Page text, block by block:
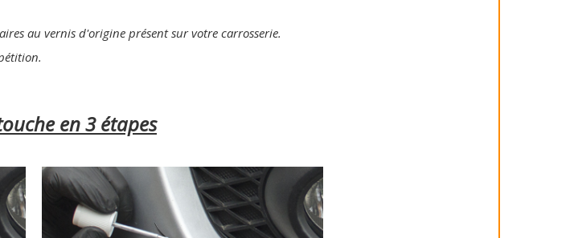
au vernis d'origine présent sur votre carrosserie.
en 3 étapes